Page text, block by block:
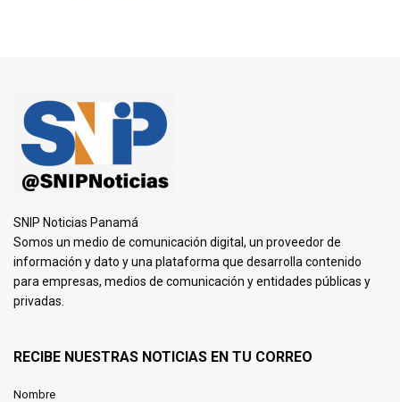
SNIP Noticias Panamá
Somos un medio de comunicación digital, un proveedor de
información y dato y una plataforma que desarrolla contenido
para empresas, medios de comunicación y entidades públicas y
privadas.
RECIBE NUESTRAS NOTICIAS EN TU CORREO
Nombre